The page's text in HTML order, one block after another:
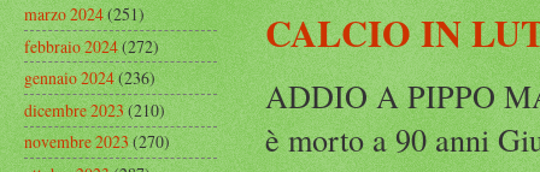
CALCIO IN
ADDIO A PIPPO
è morto a 90 anni
marzo 2024(251)
febbraio 2024(272)
gennaio 2024(236)
dicembre 2023(210)
novembre 2023(270)